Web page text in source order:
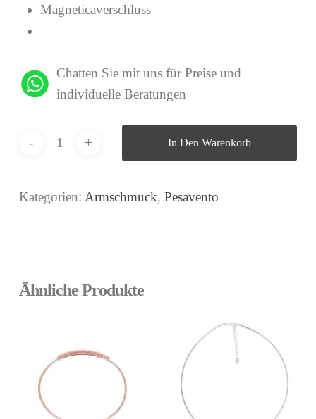
Magneticaverschluss
Chatten Sie mit uns für Preise und
individuelle Beratungen
In Den Warenkorb
Kategorien: Armschmuck, Pesavento
Ähnliche Produkte